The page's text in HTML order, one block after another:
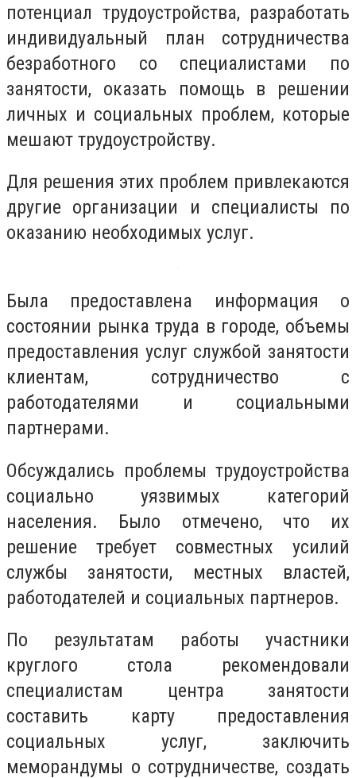
потенциал трудоустройства, разработать
индивидуальный план сотрудничества
безработного со специалистами по
занятости, оказать помощь в решении
личных и социальных проблем, которые
мешают трудоустройству.
Для решения этих проблем привлекаются
другие организации и специалисты по
оказанию необходимых услуг.
Была предоставлена ​​информация о
состоянии рынка труда в городе, объемы
предоставления услуг службой занятости
клиентам, сотрудничество с
работодателями и социальными
партнерами.
Обсуждались проблемы трудоустройства
социально уязвимых категорий
населения. Было отмечено, что их
решение требует совместных усилий
службы занятости, местных властей,
работодателей и социальных партнеров.
По результатам работы участники
круглого стола рекомендовали
специалистам центра занятости
составить карту предоставления
социальных услуг, заключить
меморандумы о сотрудничестве, создать